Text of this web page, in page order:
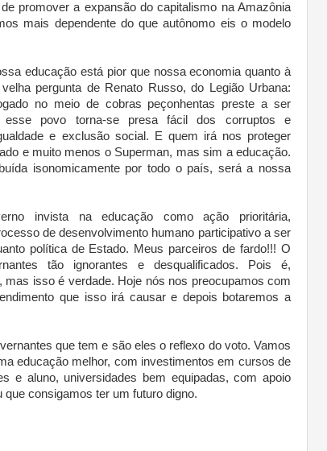
promover a expansão do capitalismo na Amazônia
mais dependente do que autônomo eis o modelo
educação está pior que nossa economia quanto à
pergunta de Renato Russo, do Legião Urbana:
no meio de cobras peçonhentas preste a ser
esse povo torna-se presa fácil dos corruptos e
e exclusão social. E quem irá nos proteger
e muito menos o Superman, mas sim a educação.
isonomicamente por todo o país, será a nossa
invista na educação como ação prioritária,
de desenvolvimento humano participativo a ser
política de Estado. Meus parceiros de fardo!!! O
tão ignorantes e desqualificados. Pois é,
mas isso é verdade. Hoje nós nos preocupamos com
que isso irá causar e depois botaremos a
que tem e são eles o reflexo do voto. Vamos
educação melhor, com investimentos em cursos de
e aluno, universidades bem equipadas, com apoio
consigamos ter um futuro digno.